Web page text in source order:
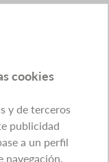
cookies
y de terceros
publicidad
a un perfil
navegación.